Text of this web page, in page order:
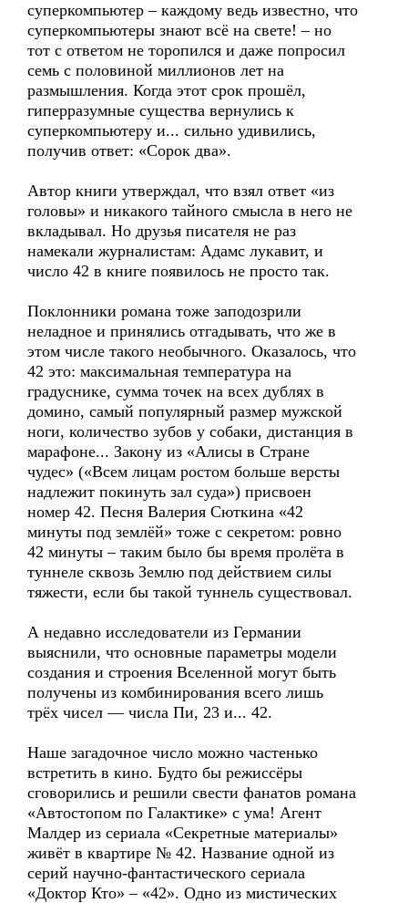
суперкомпьютер – каждому ведь известно, что
суперкомпьютеры знают всё на свете! – но
тот с ответом не торопился и даже попросил
семь с половиной миллионов лет на
размышления. Когда этот срок прошёл,
гиперразумные существа вернулись к
суперкомпьютеру и... сильно удивились,
получив ответ: «Сорок два».
Автор книги утверждал, что взял ответ «из
головы» и никакого тайного смысла в него не
вкладывал. Но друзья писателя не раз
намекали журналистам: Адамс лукавит, и
число 42 в книге появилось не просто так.
Поклонники романа тоже заподозрили
неладное и принялись отгадывать, что же в
этом числе такого необычного. Оказалось, что
42 это: максимальная температура на
градуснике, сумма точек на всех дублях в
домино, самый популярный размер мужской
ноги, количество зубов у собаки, дистанция в
марафоне... Закону из «Алисы в Стране
чудес» («Всем лицам ростом больше версты
надлежит покинуть зал суда») присвоен
номер 42. Песня Валерия Сюткина «42
минуты под землёй» тоже с секретом: ровно
42 минуты – таким было бы время пролёта в
туннеле сквозь Землю под действием силы
тяжести, если бы такой туннель существовал.
А недавно исследователи из Германии
выяснили, что основные параметры модели
создания и строения Вселенной могут быть
получены из комбинирования всего лишь
трёх чисел — числа Пи, 23 и... 42.
Наше загадочное число можно частенько
встретить в кино. Будто бы режиссёры
сговорились и решили свести фанатов романа
«Автостопом по Галактике» с ума! Агент
Малдер из сериала «Секретные материалы»
живёт в квартире № 42. Название одной из
серий научно-фантастического сериала
«Доктор Кто» – «42». Одно из мистических